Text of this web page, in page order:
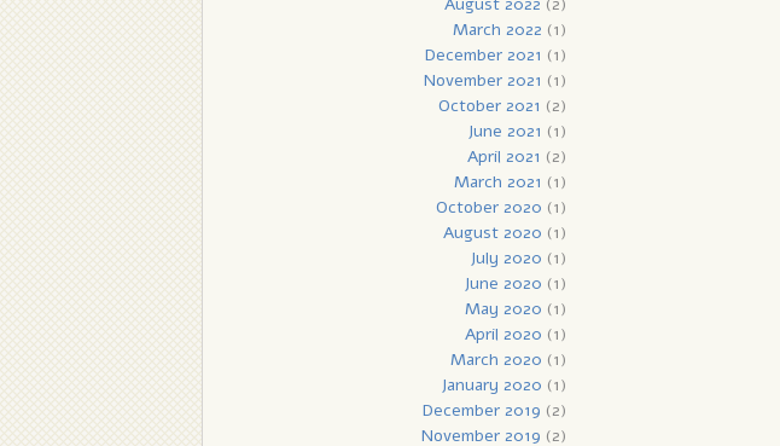
March 2022 (1)
December 2021 (1)
November 2021 (1)
October 2021 (2)
June 2021 (1)
April 2021 (2)
March 2021 (1)
October 2020 (1)
August 2020 (1)
July 2020 (1)
June 2020 (1)
May 2020 (1)
April 2020 (1)
March 2020 (1)
January 2020 (1)
December 2019 (2)
November 2019 (2)